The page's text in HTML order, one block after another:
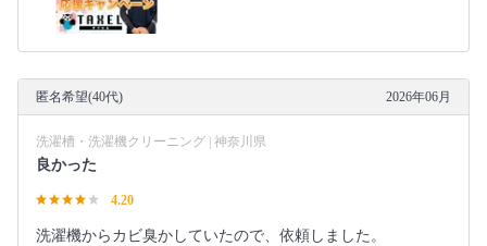
匿名希望(40代) 2026年06月
洗濯槽・洗濯機クリーニング | 神奈川県
良かった
4.20
洗濯機からカビ臭かしていたので、依頼しました。